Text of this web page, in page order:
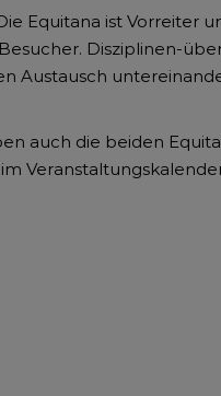
Equitana ist Vorreiter
Disziplinen-
Austausch
auch die beiden